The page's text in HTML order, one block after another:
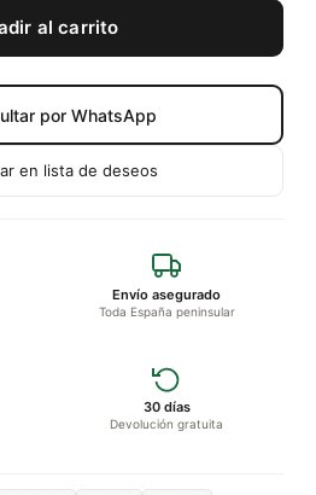
al carrito
por WhatsApp
en lista de deseos
Envío asegurado
Toda España peninsular
30 días
Devolución gratuita